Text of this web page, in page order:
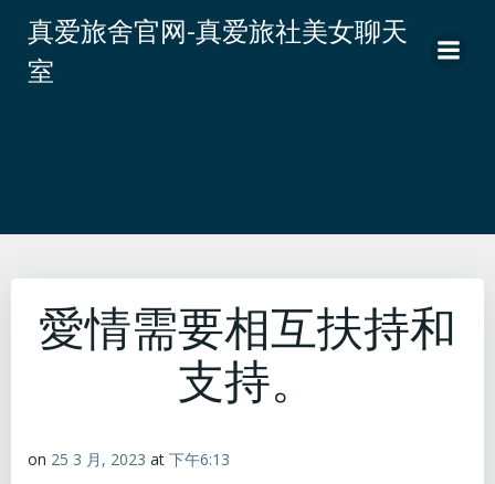
转
真爱旅舍官网-真爱旅社美女聊天
室
愛情需要相互扶持和
支持。
on 25 3 月, 2023 at 下午6:13